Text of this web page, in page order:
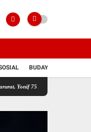
BUDAYA
VJS Bantu Penanganan Warga